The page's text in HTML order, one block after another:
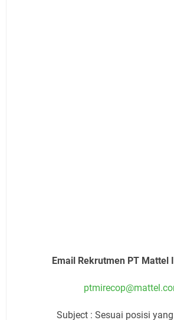
Email Rekrutmen PT Mattel
Subject : Sesuai posisi